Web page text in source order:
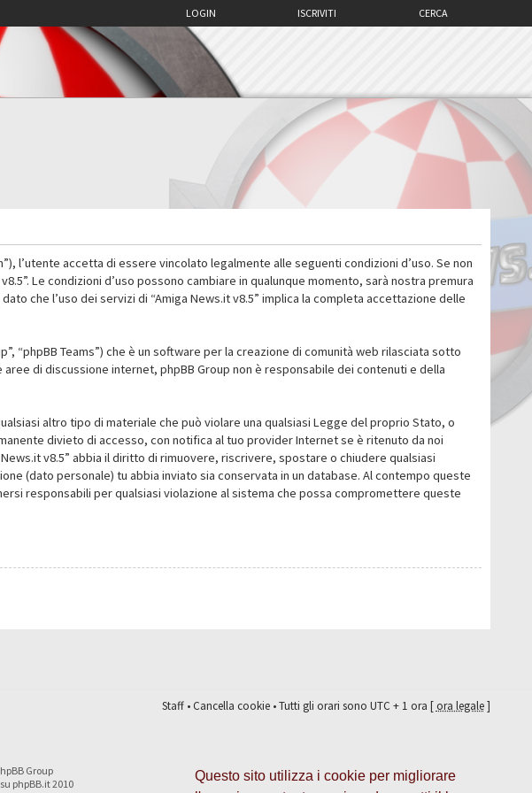
Questo sito utilizza i cookie per migliorare
CERCA
ISCRIVITI
LOGIN
l’utente accetta di essere vincolato legalmente alle seguenti condizioni d’uso. Se non
Le condizioni d’uso possono cambiare in qualunque momento, sarà nostra premura
che l’uso dei servizi di “Amiga News.it v8.5” implica la completa accettazione delle
“phpBB Teams”) che è un software per la creazione di comunità web rilasciata sotto
aree di discussione internet, phpBB Group non è responsabile dei contenuti e della
altro tipo di materiale che può violare una qualsiasi Legge del proprio Stato, o
divieto di accesso, con notifica al tuo provider Internet se è ritenuto da noi
v8.5” abbia il diritto di rimuovere, riscrivere, spostare o chiudere qualsiasi
(dato personale) tu abbia inviato sia conservata in un database. Al contempo queste
responsabili per qualsiasi violazione al sistema che possa compromettere queste
Staff•Cancella cookie• Tutti gli orari sono UTC + 1 ora [ora legale]
Group
phpBB.it 2010